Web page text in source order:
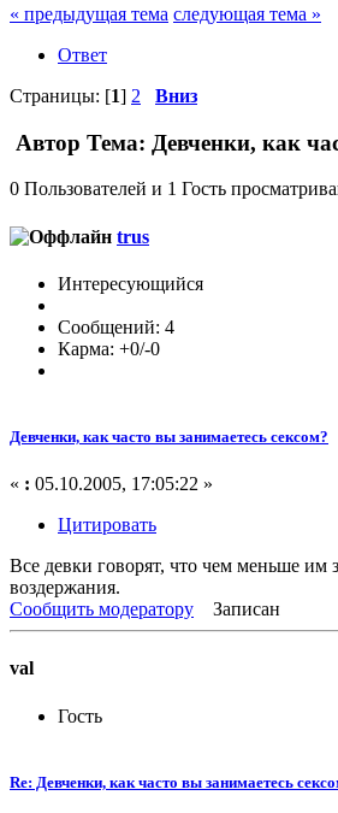
« предыдущая тема следующая тема »
Ответ
Страницы: [1] 2 Вниз
Автор Тема: Девченки, как
0 Пользователей и 1 Гость
trus
Интересующийся
Сообщений: 4
Карма: +0/-0
Девченки, как часто вы занимаетесь сексом?
« : 05.10.2005, 17:05:22 »
Цитировать
Все девки говорят, что чем меньше им
воздержания.
Сообщить модератору
Записан
val
Гость
Re: Девченки, как часто вы занимаетесь